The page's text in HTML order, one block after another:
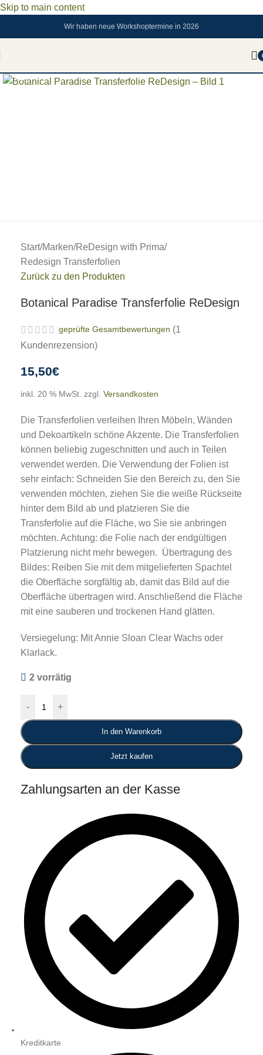
Skip to main content
Wir haben neue Workshoptermine in 2026
Start/Marken/ReDesign with Prima/
Redesign Transferfolien
Zurück zu den Produkten
Botanical Paradise Transferfolie ReDesign
geprüfte Gesamtbewertungen (1
Kundenrezension)
15,50€
inkl. 20 % MwSt. zzgl. Versandkosten
Die Transferfolien verleihen Ihren Möbeln, Wänden
und Dekoartikeln schöne Akzente. Die Transferfolien
können beliebig zugeschnitten und auch in Teilen
verwendet werden. Die Verwendung der Folien ist
sehr einfach: Schneiden Sie den Bereich zu, den Sie
verwenden möchten, ziehen Sie die weiße Rückseite
hinter dem Bild ab und platzieren Sie die
Transferfolie auf die Fläche, wo Sie sie anbringen
möchten. Achtung: die Folie nach der endgültigen
Platzierung nicht mehr bewegen. Übertragung des
Bildes: Reiben Sie mit dem mitgelieferten Spachtel
die Oberfläche sorgfältig ab, damit das Bild auf die
Oberfläche übertragen wird. Anschließend die Fläche
mit eine sauberen und trockenen Hand glätten.
Versiegelung: Mit Annie Sloan Clear Wachs oder
Klarlack.
2 vorrätig
- +
In den Warenkorb
Jetzt kaufen
Zahlungsarten an der Kasse
Kreditkarte